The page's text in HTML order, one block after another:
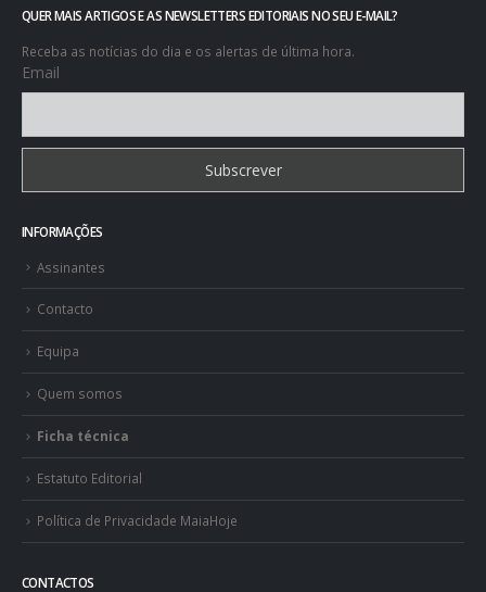
QUER MAIS ARTIGOS E AS NEWSLETTERS EDITORIAIS NO SEU E-MAIL?
Receba as notícias do dia e os alertas de última hora.
Email
INFORMAÇÕES
Assinantes
Contacto
Equipa
Quem somos
Ficha técnica
Estatuto Editorial
Política de Privacidade MaiaHoje
CONTACTOS